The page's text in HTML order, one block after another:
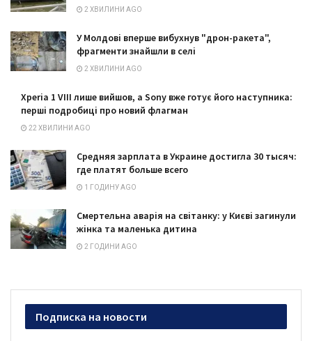
2 ХВИЛИНИ AGO
У Молдові вперше вибухнув "дрон-ракета",
фрагменти знайшли в селі
2 ХВИЛИНИ AGO
Xperia 1 VIII лише вийшов, а Sony вже готує його наступника:
перші подробиці про новий флагман
22 ХВИЛИНИ AGO
Средняя зарплата в Украине достигла 30 тысяч:
где платят больше всего
1 ГОДИНУ AGO
Смертельна аварія на світанку: у Києві загинули
жінка та маленька дитина
2 ГОДИНИ AGO
Подписка на новости